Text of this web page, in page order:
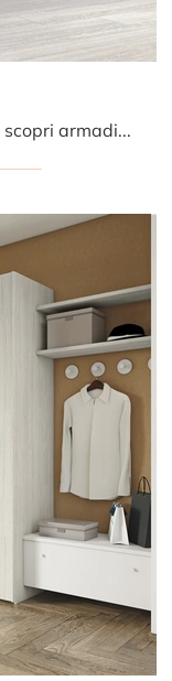
Cerchi un armadio in vetro? Clicca e scopri armadiature a muro con ante scorrevoli di Colombini Casa.